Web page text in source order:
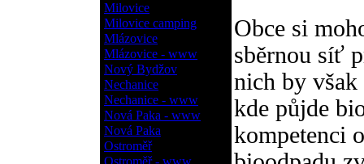
Milovice
Milovice camping
Mlázovice
Mlázovice - www
Nový Bydžov
Nechanice
Nechanice - www
Nová Paka - www
Nová Paka
Ostroměř
Ostroměř - www
Obce si
sběrnou síť
nich by však
kde půjde
kompetenci